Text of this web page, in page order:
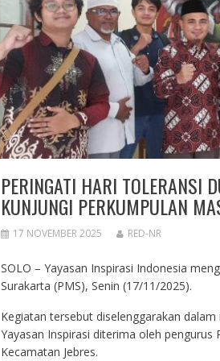
PERINGATI HARI TOLERANSI
KUNJUNGI PERKUMPULAN
17 NOVEMBER 2025 RED-NR
SOLO – Yayasan Inspirasi Indonesia
Surakarta (PMS), Senin (17/11/2025).
Kegiatan tersebut diselenggarakan
Yayasan Inspirasi diterima oleh
Kecamatan Jebres.